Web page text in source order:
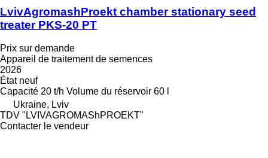
LvivAgromashProekt chamber stationary seed
treater PKS-20 PT
Prix sur demande
Appareil de traitement de semences
2026
Étatneuf
Capacité 20 t/h Volume du réservoir 60 l
Ukraine, Lviv
TDV "LVIVAGROMAShPROEKT"
Contacter le vendeur